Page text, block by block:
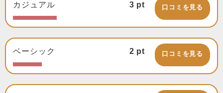
カジュアル 3 pt 口コミを見る
ベーシック 2 pt 口コミを見る